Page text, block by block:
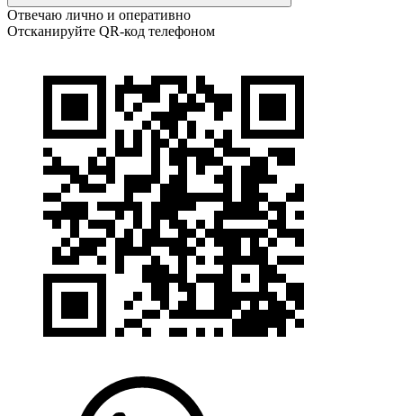
Отвечаю лично и оперативно
Отсканируйте QR-код телефоном